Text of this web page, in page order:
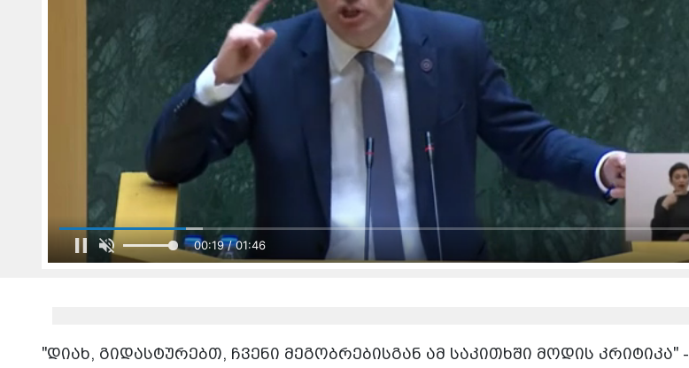
00:21 / 01:46
"დიახ, გიდასტურებთ, ჩვენი მეგობრებისგან ამ საკითხში მოდის კრიტიკა" -